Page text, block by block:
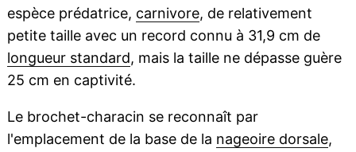
espèce prédatrice, carnivore, de relativement
petite taille avec un record connu à 31,9 cm de
longueur standard, mais la taille ne dépasse guère
25 cm en captivité.
Le brochet-characin se reconnaît par
l'emplacement de la base de la nageoire dorsale,